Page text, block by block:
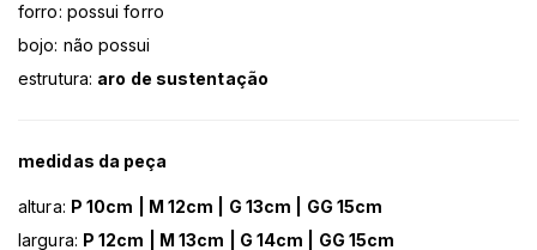
forro: possui forro
bojo: não possui
estrutura: aro de sustentação
medidas da peça
altura: P 10cm | M 12cm | G 13cm | GG 15cm
largura: P 12cm | M 13cm | G 14cm | GG 15cm